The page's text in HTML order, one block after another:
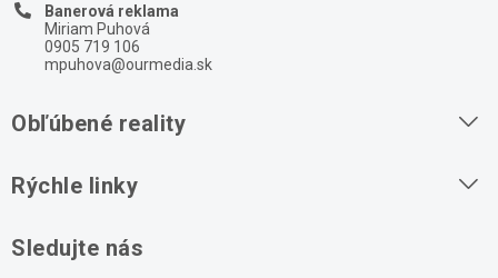
Banerová reklama
Miriam Puhová
0905 719 106
mpuhova@ourmedia.sk
Obľúbené reality
Domy na predaj
Rýchle linky
Sledujte nás